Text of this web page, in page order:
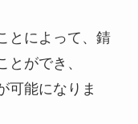
とによって、錆
ができ、
可能になりま